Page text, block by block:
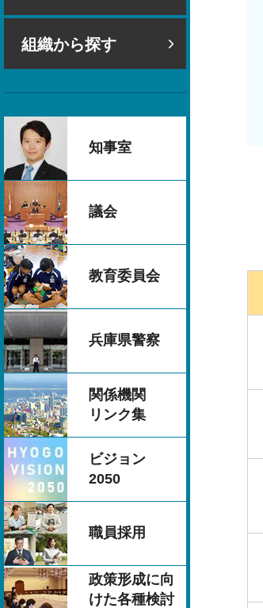
組織から探す
知事室
議会
教育委員会
兵庫県警察
関係機関
リンク集
ビジョン
2050
職員採用
政策形成に向
けた各種検討